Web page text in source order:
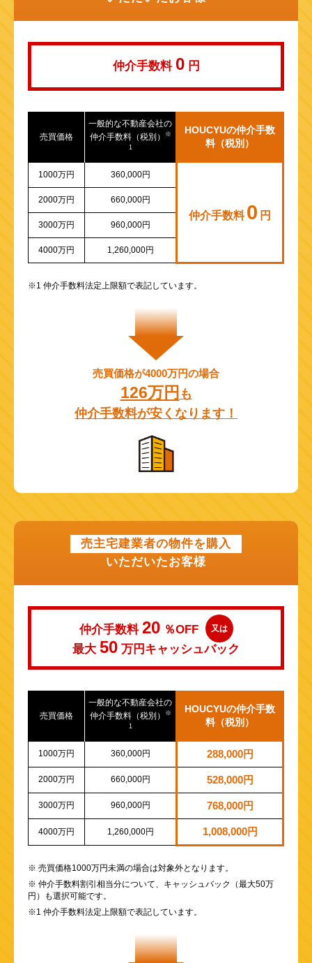
山陽新幹線
仲介手数料 0 円
売買価格
一般的な不動産会社の
仲介手数料（税別）
※
1
HOUCYUの仲介手数
料（税別）
1000万円 360,000円
仲介手数料 0 円
2000万円 660,000円
3000万円 960,000円
4000万円 1,260,000円
※1 仲介手数料法定上限額で表記しています。
売買価格が4000万円の場合
126万円 も
仲介手数料が安くなります！
売主宅建業者の物件を購入
いただいたお客様
仲介手数料 20 ％OFF 又は
最大 50 万円 キャッシュバック
売買価格
一般的な不動産会社の
仲介手数料（税別）
※
1
HOUCYUの仲介手数
料（税別）
1000万円 360,000円 288,000円
2000万円 660,000円 528,000円
3000万円 960,000円 768,000円
4000万円 1,260,000円 1,008,000円
※ 売買価格1000万円未満の場合は対象外となります。
※ 仲介手数料割引相当分について、キャッシュバック（最大50万
円）も選択可能です。
※1 仲介手数料法定上限額で表記しています。